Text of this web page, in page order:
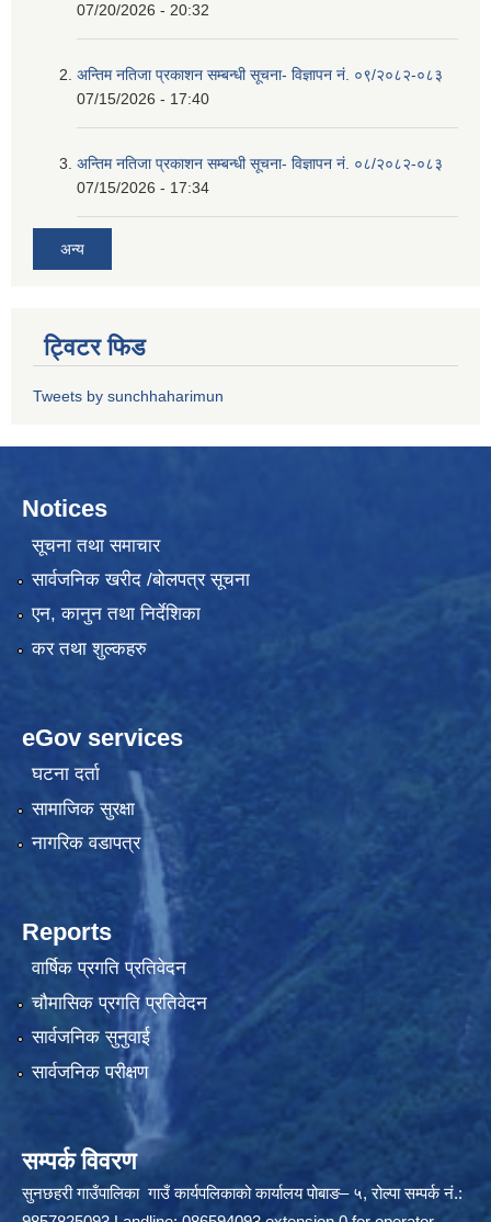
07/20/2026 - 20:32
अन्तिम नतिजा प्रकाशन सम्बन्धी सूचना- विज्ञापन नं. ०९/२०८२-०८३
07/15/2026 - 17:40
अन्तिम नतिजा प्रकाशन सम्बन्धी सूचना- विज्ञापन नं. ०८/२०८२-०८३
07/15/2026 - 17:34
अन्य
ट्विटर फिड
Tweets by sunchhaharimun
Notices
सूचना तथा समाचार
सार्वजनिक खरीद /बोलपत्र सूचना
एन, कानुन तथा निर्देशिका
कर तथा शुल्कहरु
eGov services
घटना दर्ता
सामाजिक सुरक्षा
नागरिक वडापत्र
Reports
वार्षिक प्रगति प्रतिवेदन
चौमासिक प्रगति प्रतिवेदन
सार्वजनिक सुनुवाई
सार्वजनिक परीक्षण
सम्पर्क विवरण
सुनछहरी गाउँपालिका गाउँ कार्यपलिकाको कार्यालय पोबाङ– ५, रोल्पा सम्पर्क नं.: